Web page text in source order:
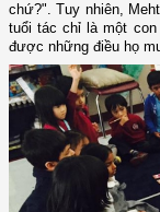
chứ?". Tuy nhiên,
tuổi tác chỉ là một
được những điều họ